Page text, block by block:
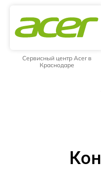
Сервисный центр Acer в
Краснодаре